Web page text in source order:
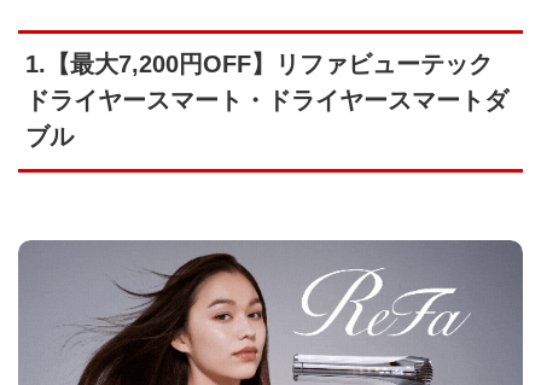
1.【最大7,200円OFF】リファビューテック
ドライヤースマート・ドライヤースマートダ
ブル